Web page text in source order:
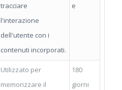
tracciare
l'interazione
dell'utente con i
contenuti incorporati.
e
Utilizzato per
memorizzare il
180
giorni